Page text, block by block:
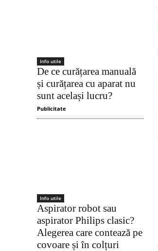
Info utile
De ce curățarea manuală
și curățarea cu aparat nu
sunt același lucru?
Publicitate
Info utile
Aspirator robot sau
aspirator Philips clasic?
Alegerea care contează pe
covoare și în colțuri